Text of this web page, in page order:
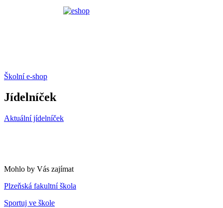
Školní e-shop
Jídelníček
Aktuální jídelníček
Mohlo by Vás zajímat
Plzeňská fakultní škola
Sportuj ve škole